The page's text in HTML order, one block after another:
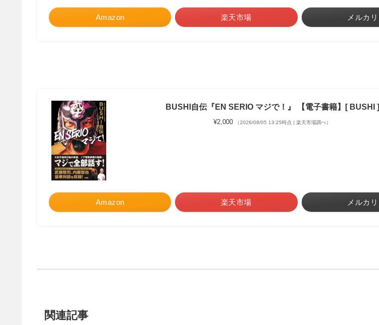
Amazon 楽天市場 メルカリ
BUSHI自伝『EN SERIO マジで！』 【電子書籍】[ BUSHI ]
¥2,000 （2026/08/05 13:25時点 | 楽天市場調べ）
Amazon 楽天市場 メルカリ
関連記事